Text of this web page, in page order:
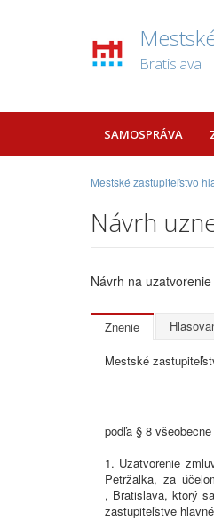
Bratislava
SAMOSPRÁVA
Mestské zastupiteľstvo
Návrh
Návrh na
Znenie
Mestské
podľa § 8
1. Uzatvorenie
Petržalka, za
, Bratislava, ktorý
zastupiteľstve